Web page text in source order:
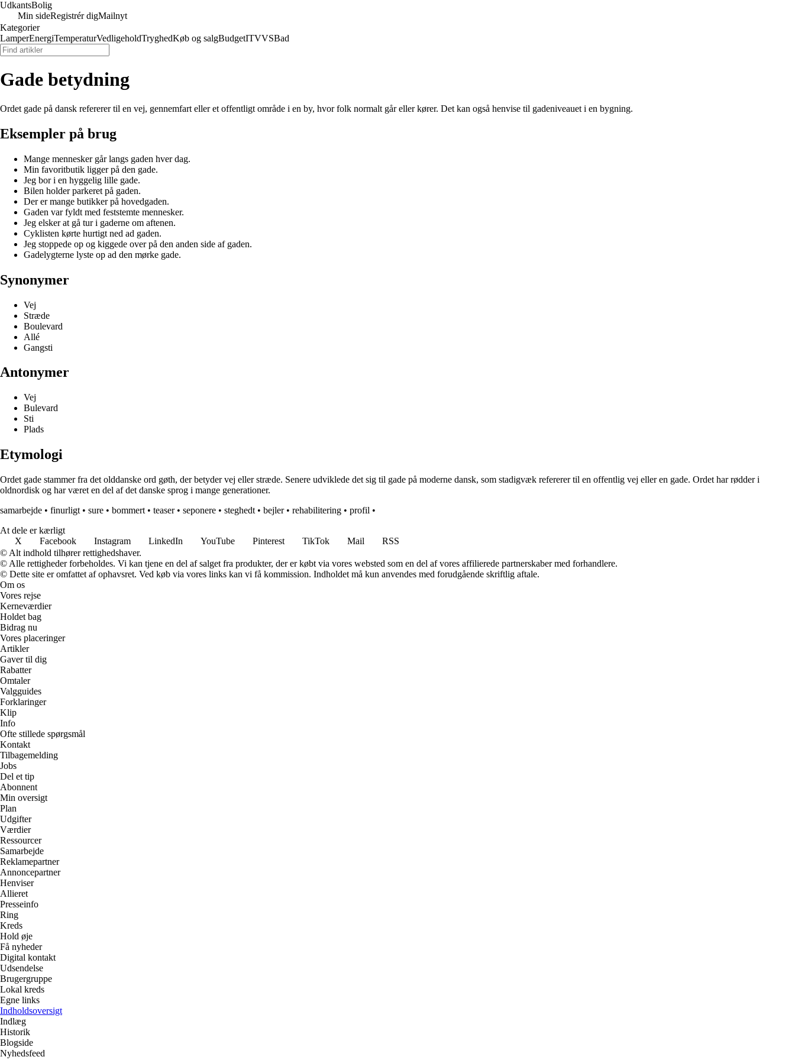
UdkantsBolig
Min sideRegistrér digMailnyt
Kategorier
LamperEnergiTemperaturVedligeholdTryghedKøb og salgBudgetITVVSBad
Gade betydning
Ordet gade på dansk refererer til en vej, gennemfart eller et offentligt område i en by, hvor folk normalt går eller kører. Det kan også henvise til gadeniveauet i en bygning.
Eksempler på brug
Mange mennesker går langs gaden hver dag.
Min favoritbutik ligger på den gade.
Jeg bor i en hyggelig lille gade.
Bilen holder parkeret på gaden.
Der er mange butikker på hovedgaden.
Gaden var fyldt med feststemte mennesker.
Jeg elsker at gå tur i gaderne om aftenen.
Cyklisten kørte hurtigt ned ad gaden.
Jeg stoppede op og kiggede over på den anden side af gaden.
Gadelygterne lyste op ad den mørke gade.
Synonymer
Vej
Stræde
Boulevard
Allé
Gangsti
Antonymer
Vej
Bulevard
Sti
Plads
Etymologi
Ordet gade stammer fra det olddanske ord gøth, der betyder vej eller stræde. Senere udviklede det sig til gade på moderne dansk, som stadigvæk refererer til en offentlig vej eller en gade. Ordet har rødder i
oldnordisk og har været en del af det danske sprog i mange generationer.
samarbejde • finurligt • sure • bommert • teaser• seponere • steghedt • bejler• rehabilitering • profil •
At dele er kærligt
X
Facebook Instagram LinkedIn YouTube Pinterest TikTok Mail
RSS
© Alt indhold tilhører rettighedshaver.
© Alle rettigheder forbeholdes. Vi kan tjene en del af salget fra produkter, der er købt via vores websted som en del af vores affilierede partnerskaber med forhandlere.
© Dette site er omfattet af ophavsret. Ved køb via vores links kan vi få kommission. Indholdet må kun anvendes med forudgående skriftlig aftale.
Om os
Vores rejse
Kerneværdier
Holdet bag
Bidrag nu
Vores placeringer
Artikler
Gaver til dig
Rabatter
Omtaler
Valgguides
Forklaringer
Klip
Info
Ofte stillede spørgsmål
Kontakt
Tilbagemelding
Jobs
Del et tip
Abonnent
Min oversigt
Plan
Udgifter
Værdier
Ressourcer
Samarbejde
Reklamepartner
Annoncepartner
Henviser
Allieret
Presseinfo
Ring
Kreds
Hold øje
Få nyheder
Digital kontakt
Udsendelse
Brugergruppe
Lokal kreds
Egne links
Indholdsoversigt
Indlæg
Historik
Blogside
Nyhedsfeed